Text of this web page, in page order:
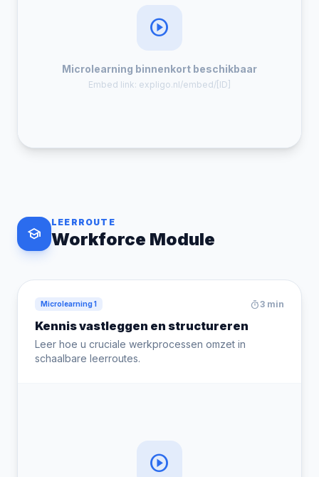
play_circle
Microlearning binnenkort beschikbaar
Embed link: expligo.nl/embed/[ID]
school
LEERROUTE
Workforce Module
Microlearning 1 timer3 min
Kennis vastleggen en structureren
Leer hoe u cruciale werkprocessen omzet in
schaalbare leerroutes.
play_circle